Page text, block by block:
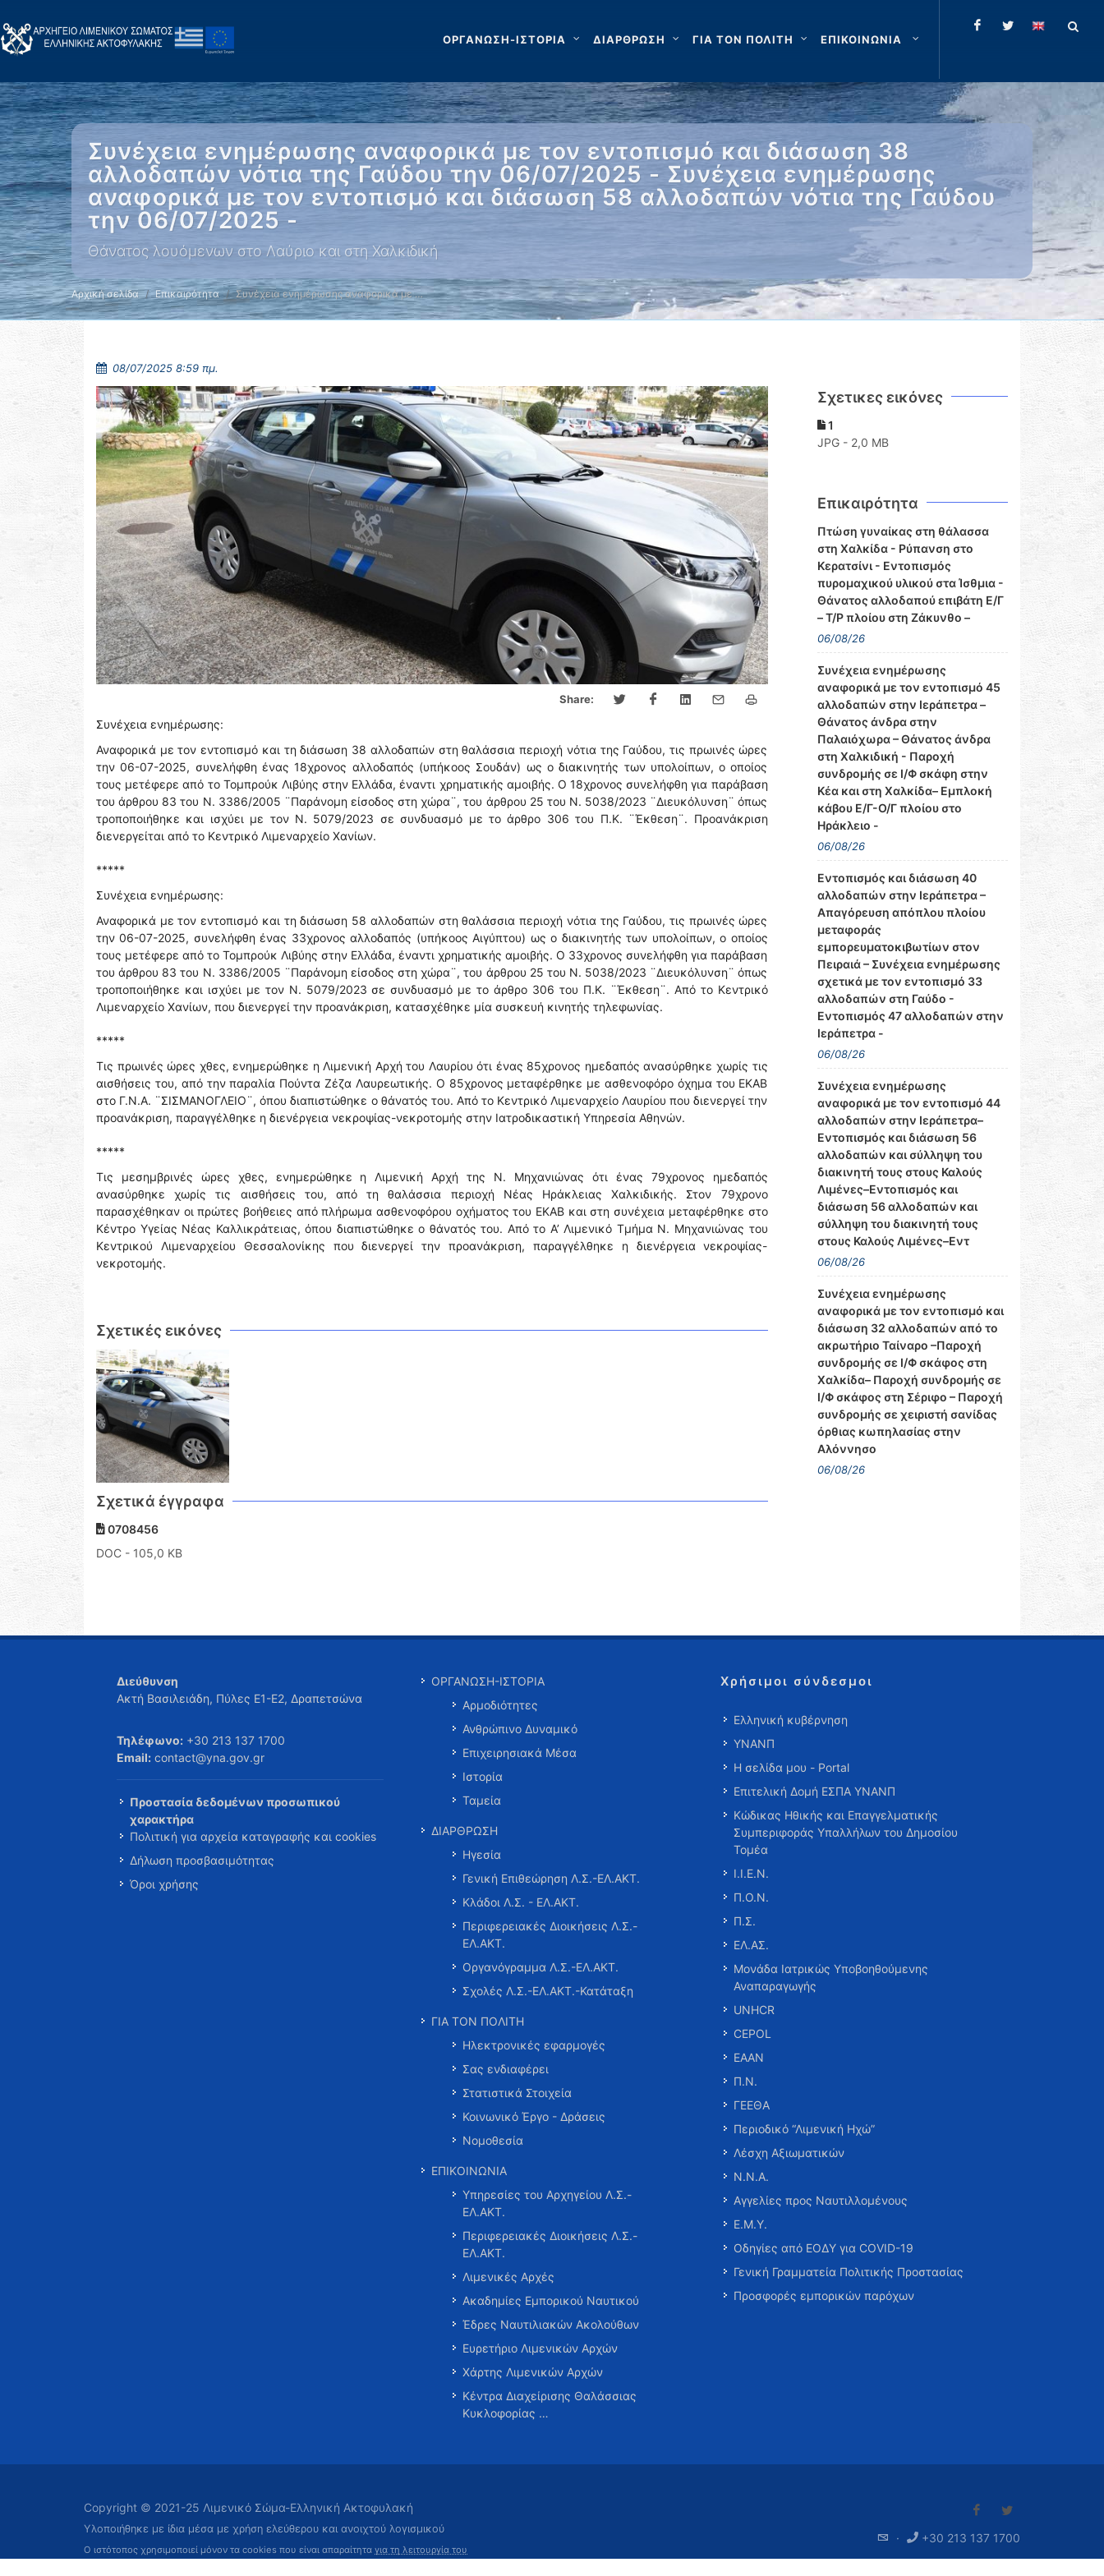
ΟΡΓΑΝΩΣΗ-ΙΣΤΟΡΙΑ ΔΙΑΡΘΡΩΣΗ ΓΙΑ ΤΟΝ ΠΟΛΙΤΗ ΕΠΙΚΟΙΝΩΝΙΑ
Συνέχεια ενημέρωσης αναφορικά με τον εντοπισμό και διάσωση 38
αλλοδαπών νότια της Γαύδου την 06/07/2025 - Συνέχεια ενημέρωσης
αναφορικά με τον εντοπισμό και διάσωση 58 αλλοδαπών νότια της Γαύδου
την 06/07/2025 -
Θάνατος λουόμενων στο Λαύριο και στη Χαλκιδική
Αρχική σελίδα Επικαιρότητα Συνέχεια ενημέρωσης αναφορικά με …
08/07/2025 8:59 πμ.
Share:
Συνέχεια ενημέρωσης:
Αναφορικά με τον εντοπισμό και τη διάσωση 38 αλλοδαπών στη θαλάσσια περιοχή νότια της Γαύδου, τις πρωινές ώρες
την 06-07-2025, συνελήφθη ένας 18χρονος αλλοδαπός (υπήκοος Σουδάν) ως ο διακινητής των υπολοίπων, ο οποίος
τους μετέφερε από το Τομπρούκ Λιβύης στην Ελλάδα, έναντι χρηματικής αμοιβής. Ο 18χρονος συνελήφθη για παράβαση
του άρθρου 83 του Ν. 3386/2005 ¨Παράνομη είσοδος στη χώρα¨, του άρθρου 25 του Ν. 5038/2023 ¨Διευκόλυνση¨ όπως
τροποποιήθηκε και ισχύει με τον Ν. 5079/2023 σε συνδυασμό με το άρθρο 306 του Π.Κ. ¨Έκθεση¨. Προανάκριση
διενεργείται από το Κεντρικό Λιμεναρχείο Χανίων.
*****
Συνέχεια ενημέρωσης:
Αναφορικά με τον εντοπισμό και τη διάσωση 58 αλλοδαπών στη θαλάσσια περιοχή νότια της Γαύδου, τις πρωινές ώρες
την 06-07-2025, συνελήφθη ένας 33χρονος αλλοδαπός (υπήκοος Αιγύπτου) ως ο διακινητής των υπολοίπων, ο οποίος
τους μετέφερε από το Τομπρούκ Λιβύης στην Ελλάδα, έναντι χρηματικής αμοιβής. Ο 33χρονος συνελήφθη για παράβαση
του άρθρου 83 του Ν. 3386/2005 ¨Παράνομη είσοδος στη χώρα¨, του άρθρου 25 του Ν. 5038/2023 ¨Διευκόλυνση¨ όπως
τροποποιήθηκε και ισχύει με τον Ν. 5079/2023 σε συνδυασμό με το άρθρο 306 του Π.Κ. ¨Έκθεση¨. Από το Κεντρικό
Λιμεναρχείο Χανίων, που διενεργεί την προανάκριση, κατασχέθηκε μία συσκευή κινητής τηλεφωνίας.
*****
Τις πρωινές ώρες χθες, ενημερώθηκε η Λιμενική Αρχή του Λαυρίου ότι ένας 85χρονος ημεδαπός ανασύρθηκε χωρίς τις
αισθήσεις του, από την παραλία Πούντα Ζέζα Λαυρεωτικής. Ο 85χρονος μεταφέρθηκε με ασθενοφόρο όχημα του ΕΚΑΒ
στο Γ.Ν.Α. ¨ΣΙΣΜΑΝΟΓΛΕΙΟ¨, όπου διαπιστώθηκε ο θάνατός του. Από το Κεντρικό Λιμεναρχείο Λαυρίου που διενεργεί την
προανάκριση, παραγγέλθηκε η διενέργεια νεκροψίας-νεκροτομής στην Ιατροδικαστική Υπηρεσία Αθηνών.
*****
Τις μεσημβρινές ώρες χθες, ενημερώθηκε η Λιμενική Αρχή της Ν. Μηχανιώνας ότι ένας 79χρονος ημεδαπός
ανασύρθηκε χωρίς τις αισθήσεις του, από τη θαλάσσια περιοχή Νέας Ηράκλειας Χαλκιδικής. Στον 79χρονο
παρασχέθηκαν οι πρώτες βοήθειες από πλήρωμα ασθενοφόρου οχήματος του ΕΚΑΒ και στη συνέχεια μεταφέρθηκε στο
Κέντρο Υγείας Νέας Καλλικράτειας, όπου διαπιστώθηκε ο θάνατός του. Από το Α’ Λιμενικό Τμήμα Ν. Μηχανιώνας του
Κεντρικού Λιμεναρχείου Θεσσαλονίκης που διενεργεί την προανάκριση, παραγγέλθηκε η διενέργεια νεκροψίας-
νεκροτομής.
Σχετικές εικόνες
Σχετικά έγγραφα
0708456
DOC - 105,0 KB
Σχετικες εικόνες
1
JPG - 2,0 MB
Επικαιρότητα
Πτώση γυναίκας στη θάλασσα
στη Χαλκίδα - Ρύπανση στο
Κερατσίνι - Εντοπισμός
πυρομαχικού υλικού στα Ίσθμια -
Θάνατος αλλοδαπού επιβάτη Ε/Γ
– Τ/Ρ πλοίου στη Ζάκυνθο –
06/08/26
Συνέχεια ενημέρωσης
αναφορικά με τον εντοπισμό 45
αλλοδαπών στην Ιεράπετρα –
Θάνατος άνδρα στην
Παλαιόχωρα – Θάνατος άνδρα
στη Χαλκιδική - Παροχή
συνδρομής σε Ι/Φ σκάφη στην
Κέα και στη Χαλκίδα– Εμπλοκή
κάβου Ε/Γ-Ο/Γ πλοίου στο
Ηράκλειο -
06/08/26
Εντοπισμός και διάσωση 40
αλλοδαπών στην Ιεράπετρα –
Απαγόρευση απόπλου πλοίου
μεταφοράς
εμπορευματοκιβωτίων στον
Πειραιά – Συνέχεια ενημέρωσης
σχετικά με τον εντοπισμό 33
αλλοδαπών στη Γαύδο -
Εντοπισμός 47 αλλοδαπών στην
Ιεράπετρα -
06/08/26
Συνέχεια ενημέρωσης
αναφορικά με τον εντοπισμό 44
αλλοδαπών στην Ιεράπετρα–
Εντοπισμός και διάσωση 56
αλλοδαπών και σύλληψη του
διακινητή τους στους Καλούς
Λιμένες–Εντοπισμός και
διάσωση 56 αλλοδαπών και
σύλληψη του διακινητή τους
στους Καλούς Λιμένες–Εντ
06/08/26
Συνέχεια ενημέρωσης
αναφορικά με τον εντοπισμό και
διάσωση 32 αλλοδαπών από το
ακρωτήριο Ταίναρο –Παροχή
συνδρομής σε Ι/Φ σκάφος στη
Χαλκίδα– Παροχή συνδρομής σε
Ι/Φ σκάφος στη Σέριφο – Παροχή
συνδρομής σε χειριστή σανίδας
όρθιας κωπηλασίας στην
Αλόννησο
06/08/26
Διεύθυνση
Ακτή Βασιλειάδη, Πύλες Ε1-Ε2, Δραπετσώνα
Τηλέφωνο: +30 213 137 1700
Email: contact@yna.gov.gr
Προστασία δεδομένων προσωπικού
χαρακτήρα
Πολιτική για αρχεία καταγραφής και cookies
Δήλωση προσβασιμότητας
Όροι χρήσης
ΟΡΓΑΝΩΣΗ-ΙΣΤΟΡΙΑ
Αρμοδιότητες
Ανθρώπινο Δυναμικό
Επιχειρησιακά Μέσα
Ιστορία
Ταμεία
ΔΙΑΡΘΡΩΣΗ
Ηγεσία
Γενική Επιθεώρηση Λ.Σ.-ΕΛ.ΑΚΤ.
Κλάδοι Λ.Σ. - ΕΛ.ΑΚΤ.
Περιφερειακές Διοικήσεις Λ.Σ.-
ΕΛ.ΑΚΤ.
Οργανόγραμμα Λ.Σ.-ΕΛ.ΑΚΤ.
Σχολές Λ.Σ.-ΕΛ.ΑΚΤ.-Κατάταξη
ΓΙΑ ΤΟΝ ΠΟΛΙΤΗ
Ηλεκτρονικές εφαρμογές
Σας ενδιαφέρει
Στατιστικά Στοιχεία
Κοινωνικό Έργο - Δράσεις
Νομοθεσία
ΕΠΙΚΟΙΝΩΝΙΑ
Υπηρεσίες του Αρχηγείου Λ.Σ.-
ΕΛ.ΑΚΤ.
Περιφερειακές Διοικήσεις Λ.Σ.-
ΕΛ.ΑΚΤ.
Λιμενικές Αρχές
Ακαδημίες Εμπορικού Ναυτικού
Έδρες Ναυτιλιακών Ακολούθων
Ευρετήριο Λιμενικών Αρχών
Χάρτης Λιμενικών Αρχών
Κέντρα Διαχείρισης Θαλάσσιας
Κυκλοφορίας …
Χρήσιμοι σύνδεσμοι
Ελληνική κυβέρνηση
ΥΝΑΝΠ
Η σελίδα μου - Portal
Επιτελική Δομή ΕΣΠΑ ΥΝΑΝΠ
Κώδικας Ηθικής και Επαγγελματικής
Συμπεριφοράς Υπαλλήλων του Δημοσίου
Τομέα
Ι.Ι.Ε.Ν.
Π.Ο.Ν.
Π.Σ.
ΕΛ.ΑΣ.
Μονάδα Ιατρικώς Υποβοηθούμενης
Αναπαραγωγής
UNHCR
CEPOL
ΕΑΑΝ
Π.Ν.
ΓΕΕΘΑ
Περιοδικό “Λιμενική Ηχώ”
Λέσχη Αξιωματικών
Ν.Ν.Α.
Αγγελίες προς Ναυτιλλομένους
Ε.Μ.Υ.
Οδηγίες από ΕΟΔΥ για COVID-19
Γενική Γραμματεία Πολιτικής Προστασίας
Προσφορές εμπορικών παρόχων
Copyright © 2021-25 Λιμενικό Σώμα-Ελληνική Ακτοφυλακή
Υλοποιήθηκε με ίδια μέσα με χρήση ελεύθερου και ανοιχτού λογισμικού
Ο ιστότοπος χρησιμοποιεί μόνον τα cookies που είναι απαραίτητα για τη λειτουργία του
· +30 213 137 1700